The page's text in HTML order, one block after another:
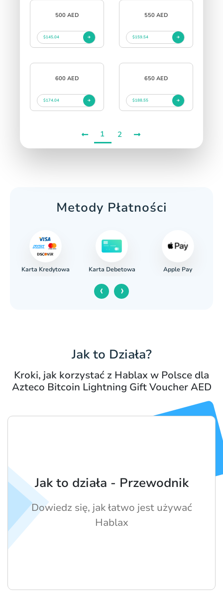
500 AED
$145.04
550 AED
$159.54
600 AED
$174.04
650 AED
$188.55
1 2
Metody Płatności
Karta Kredytowa Karta Debetowa Apple Pay
‹ ›
Jak to Działa?
Kroki, jak korzystać z Hablax w Polsce dla
Azteco Bitcoin Lightning Gift Voucher AED
Jak to działa - Przewodnik
Dowiedz się, jak łatwo jest używać
Hablax